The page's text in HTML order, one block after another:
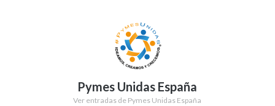
Pymes Unidas España
Ver entradas de Pymes Unidas España